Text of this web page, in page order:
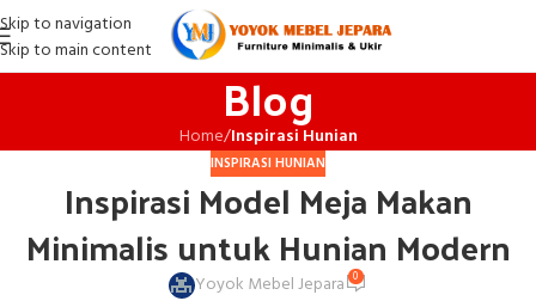
Skip to navigation
Skip to main content
Blog
Home/Inspirasi Hunian
INSPIRASI HUNIAN
Inspirasi Model Meja Makan
Minimalis untuk Hunian Modern
Yoyok Mebel Jepara 0